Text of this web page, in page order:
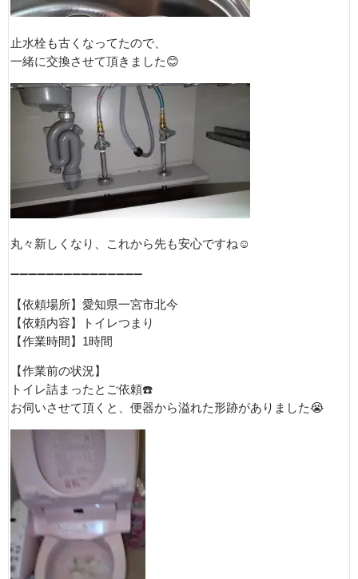
止水栓も古くなってたので、
一緒に交換させて頂きました😊
丸々新しくなり、これから先も安心ですね☺️
➖➖➖➖➖➖➖➖➖➖➖➖➖➖➖
【依頼場所】愛知県一宮市北今
【依頼内容】トイレつまり
【作業時間】1時間
【作業前の状況】
トイレ詰まったとご依頼☎️
お伺いさせて頂くと、便器から溢れた形跡がありました😭